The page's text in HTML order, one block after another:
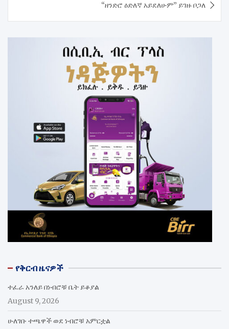
“ዘንድሮ ዕድለኛ አይደለሁም” ይገዙ ቦጋለ
የቅርብ ዜናዎች
ተፈራ አንለይ በነብሮቹ ቤት ይቆያል
August 9, 2026
ሁለገቡ ተጫዋች ወደ ነብሮቹ አምርቷል